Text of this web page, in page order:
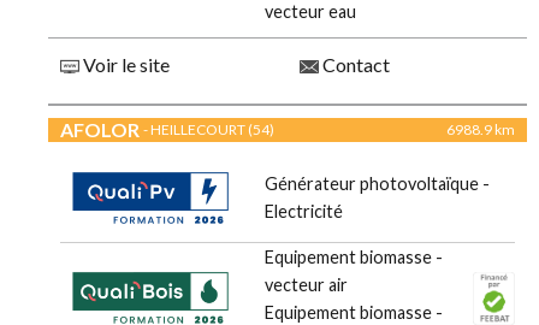
vecteur eau
Voir le site Contact
AFOLOR - HEILLECOURT (54) 6988.9 km
Générateur photovoltaïque -
Electricité
Equipement biomasse -
vecteur air
Equipement biomasse -